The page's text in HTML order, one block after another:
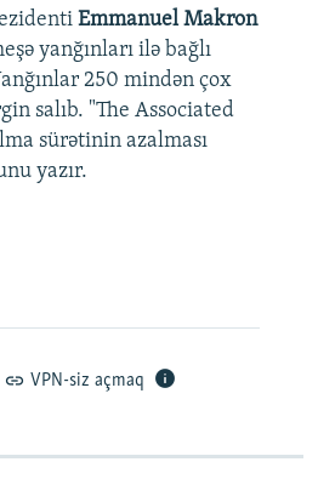
Emmanuel Makron
yanğınları ilə bağlı
250 mindən çox
salıb. "The Associated
sürətinin azalması
yazır.
VPN-siz açmaq